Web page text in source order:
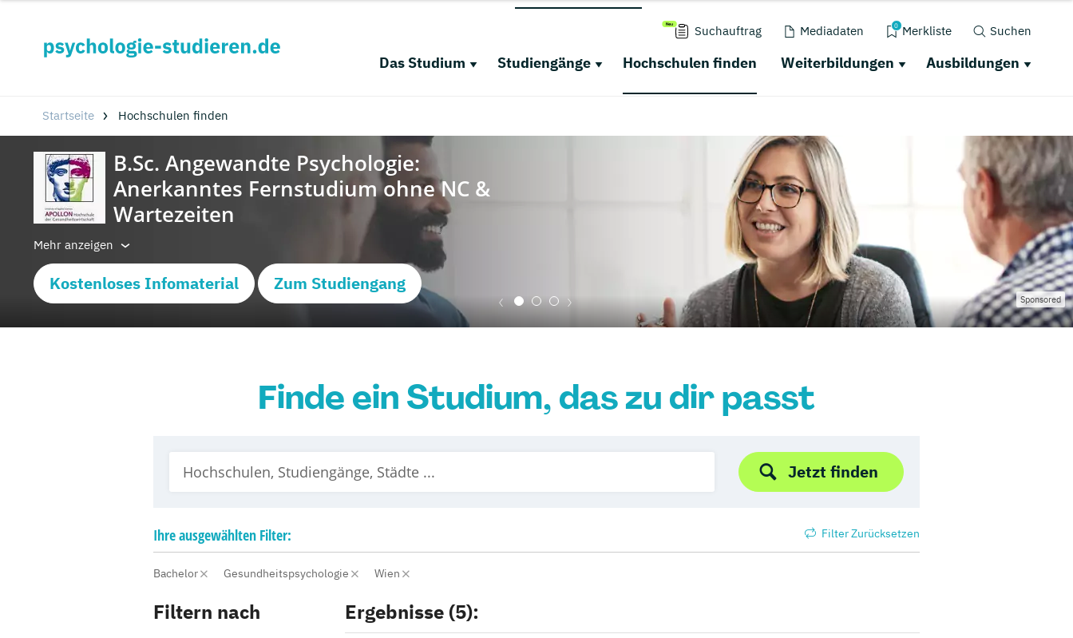
Suchauftrag Mediadaten 0 Merkliste Suchen
Das Studium Studiengänge Hochschulen finden Weiterbildungen Ausbildungen
Startseite Hochschulen finden
Mehr anzeigen
Kostenloses Infomaterial Zum Studiengang
Sponsored
Finde ein Studium, das zu dir passt
Jetzt finden
Ihreausgewählten Filter: Filter Zurücksetzen
Bachelor Gesundheitspsychologie Wien
Filtern nach Ergebnisse (5):